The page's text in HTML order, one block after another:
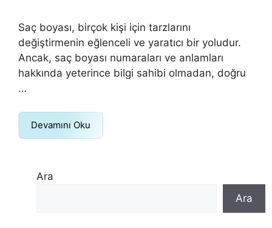
Saç boyası, birçok kişi için tarzlarını
değiştirmenin eğlenceli ve yaratıcı bir yoludur.
Ancak, saç boyası numaraları ve anlamları
hakkında yeterince bilgi sahibi olmadan, doğru
…
Devamını Oku
Ara
Ara